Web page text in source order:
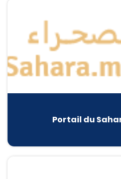
Portail du